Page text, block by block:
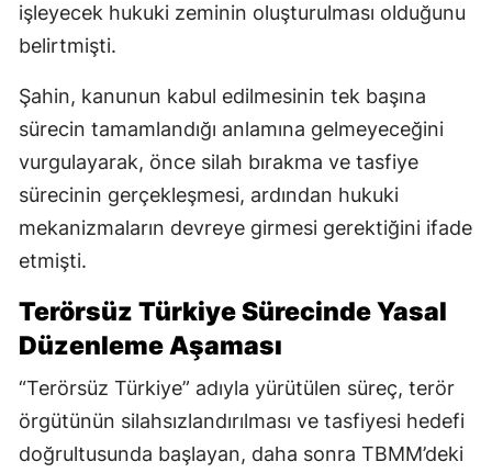
işleyecek hukuki zeminin oluşturulması olduğunu
belirtmişti.
Şahin, kanunun kabul edilmesinin tek başına
sürecin tamamlandığı anlamına gelmeyeceğini
vurgulayarak, önce silah bırakma ve tasfiye
sürecinin gerçekleşmesi, ardından hukuki
mekanizmaların devreye girmesi gerektiğini ifade
etmişti.
Terörsüz Türkiye Sürecinde Yasal
Düzenleme Aşaması
“Terörsüz Türkiye” adıyla yürütülen süreç, terör
örgütünün silahsızlandırılması ve tasfiyesi hedefi
doğrultusunda başlayan, daha sonra TBMM’deki